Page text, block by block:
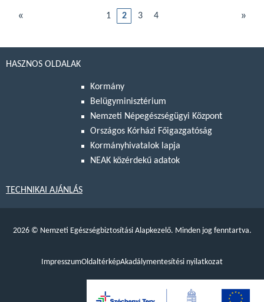
« 1 2 3 4 »
HASZNOS OLDALAK
Kormány
Belügyminisztérium
Nemzeti Népegészségügyi Központ
Országos Kórházi Főigazgatóság
Kormányhivatalok lapja
NEAK közérdekű adatok
TECHNIKAI AJÁNLÁS
2026 © Nemzeti Egészségbiztosítási Alapkezelő. Minden jog fenntartva.
ImpresszumOldaltérképAkadálymentesítési nyilatkozat